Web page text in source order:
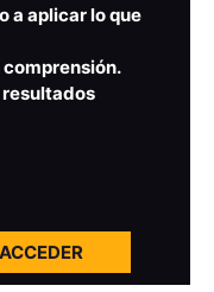
a aplicar lo que
comprensión.
resultados